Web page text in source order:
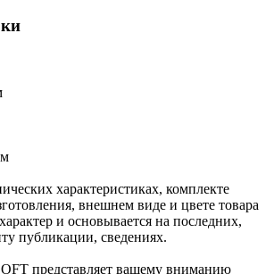
характеристиках, комплекте
внешнем виде и цвете товара
и основывается на последних,
публикации, сведениях.
представляет вашему вниманию